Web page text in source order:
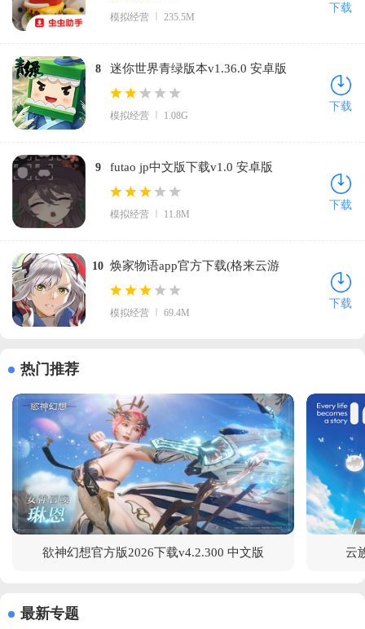
模拟经营 235.5M
下载
8 迷你世界青绿版本v1.36.0 安卓版
模拟经营 1.08G
下载
9 futao jp中文版下载v1.0 安卓版
模拟经营 11.8M
下载
10 焕家物语app官方下载(格来云游
戏)v2.4.15 安卓版
模拟经营 69.4M
下载
热门推荐
欲神幻想官方版2026下载v4.2.300 中文版 云
最新专题